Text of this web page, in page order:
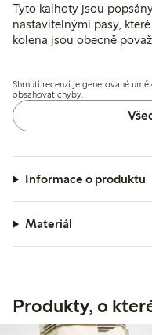
Tyto kalhoty jsou
nastavitelnými pasy,
kolena jsou obecně
zmiňují rychlejší
běžných velikostí.
Shrnutí recenzí je generované
obsahovat chyby.
Informace o produktu
Materiál
Produkty, o